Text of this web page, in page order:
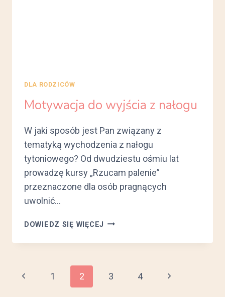
DLA RODZICÓW
Motywacja do wyjścia z nałogu
W jaki sposób jest Pan związany z
tematyką wychodzenia z nałogu
tytoniowego? Od dwudziestu ośmiu lat
prowadzę kursy „Rzucam palenie”
przeznaczone dla osób pragnących
uwolnić…
DOWIEDZ SIĘ WIĘCEJ MOTYWACJA
WYJŚCIA
Nawigacja
Poprzednia
1 2 3 4
Następna